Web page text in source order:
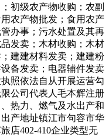
初级农产物收购；农副
农产物批发；食用农产
办事；污水处置及其再
发卖；木材收购；木材
建建材料发卖；建建粉
备发卖；电器辅件发卖
照依法自从开展运营勾
公司代表人毛本辉注册
热力、燃气及水出产和
产地址镇江市句容市华
店402-410企业类型无